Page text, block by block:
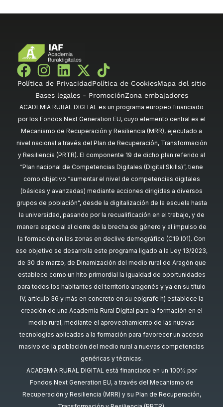
Política de PrivacidadPolítica de CookiesMapa del sitio
Bases legales - PromociónZona embajadores
ACADEMIA RURAL DIGITAL es un programa europeo financiado
por los Fondos Next Generation EU, cuyo elemento central es el
Mecanismo de Recuperación y Resiliencia (MRR), ejecutado a
nivel nacional a través del Plan de Recuperación, Transformación
y Resiliencia (PRTR). El componente 19 de dicho plan referido al
“Plan nacional de Competencias Digitales (Digital Skills)”, tiene
como objetivo “aumentar el nivel de competencias digitales
(básicas y avanzadas) mediante acciones dirigidas a diversos
grupos de población”, desde la digitalización de la escuela hasta
la universidad, pasando por la recualificación en el trabajo, y de
manera especial al cierre de la brecha de género y al impulso de
la formación en las zonas en declive demográfico (C19.I01). Con
ese objetivo se desarrolla este programa ligado a la Ley 13/2023,
de 30 de marzo, de Dinamización del medio rural de Aragón que
establece como un hito primordial la igualdad de oportunidades
para todos los habitantes del territorio aragonés y ya en su título
IV, artículo 36 y más en concreto en su epígrafe h) establece la
creación de una Academia Rural Digital para la formación en el
medio rural, mediante el aprovechamiento de las nuevas
tecnologías aplicadas a la formación para favorecer un acceso
masivo de la población del medio rural a nuevas competencias
genéricas y técnicas.
ACADEMIA RURAL DIGITAL está financiado en un 100% por
Fondos Next Generation EU, a través del Mecanismo de
Recuperación y Resiliencia (MRR) y su Plan de Recuperación,